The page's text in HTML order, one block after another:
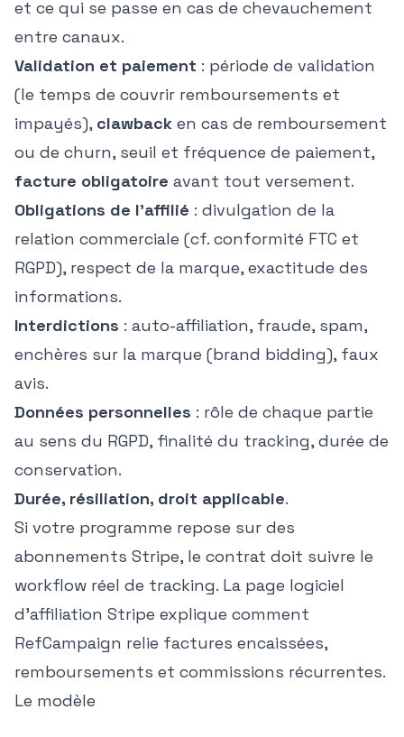
et ce qui se passe en cas de chevauchement
entre canaux.
Validation et paiement : période de validation
(le temps de couvrir remboursements et
impayés), clawback en cas de remboursement
ou de churn, seuil et fréquence de paiement,
facture obligatoire avant tout versement.
Obligations de l'affilié : divulgation de la
relation commerciale (cf. conformité FTC et
RGPD), respect de la marque, exactitude des
informations.
Interdictions : auto-affiliation, fraude, spam,
enchères sur la marque (brand bidding), faux
avis.
Données personnelles : rôle de chaque partie
au sens du RGPD, finalité du tracking, durée de
conservation.
Durée, résiliation, droit applicable.
Si votre programme repose sur des
abonnements Stripe, le contrat doit suivre le
workflow réel de tracking. La page logiciel
d'affiliation Stripe explique comment
RefCampaign relie factures encaissées,
remboursements et commissions récurrentes.
Le modèle